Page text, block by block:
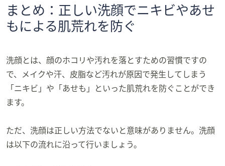
まとめ：正しい洗顔でニキビやあせ
もによる肌荒れを防ぐ
洗顔とは、顔のホコリや汚れを落とすための習慣ですの
で、メイクや汗、皮脂など汚れが原因で発生してしまう
「ニキビ」や「あせも」といった肌荒れを防ぐことができ
ます。
ただ、洗顔は正しい方法でないと意味がありません。洗顔
は以下の流れに沿って行いましょう。